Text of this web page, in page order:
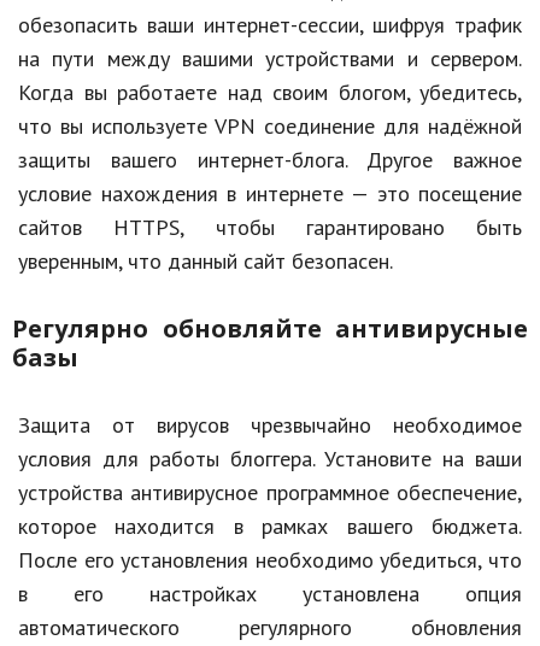
обезопасить ваши интернет-сессии, шифруя трафик
на пути между вашими устройствами и сервером.
Когда вы работаете над своим блогом, убедитесь,
что вы используете VPN соединение для надёжной
защиты вашего интернет-блога. Другое важное
условие нахождения в интернете — это посещение
сайтов HTTPS, чтобы гарантировано быть
уверенным, что данный сайт безопасен.
Регулярно обновляйте антивирусные
базы
Защита от вирусов чрезвычайно необходимое
условия для работы блоггера. Установите на ваши
устройства антивирусное программное обеспечение,
которое находится в рамках вашего бюджета.
После его установления необходимо убедиться, что
в его настройках установлена опция
автоматического регулярного обновления